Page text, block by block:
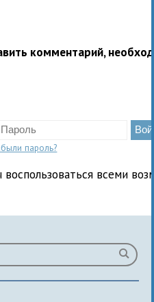
комментарий,
пароль?
воспользоваться всеми